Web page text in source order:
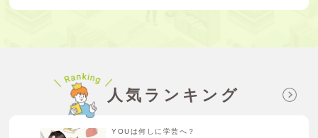
人気ランキング
YOUは何しに学芸へ？